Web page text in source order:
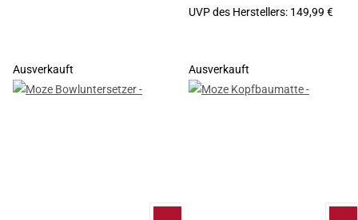
UVP des Herstellers: 149,99 €
Ausverkauft Ausverkauft